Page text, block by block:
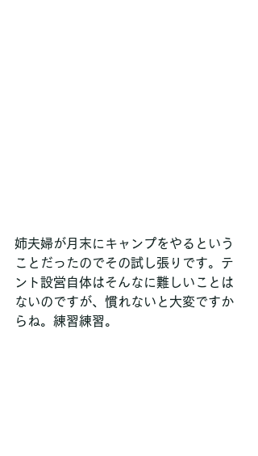
姉夫婦が月末にキャンプをやるという
ことだったのでその試し張りです。テ
ント設営自体はそんなに難しいことは
ないのですが、慣れないと大変ですか
らね。練習練習。